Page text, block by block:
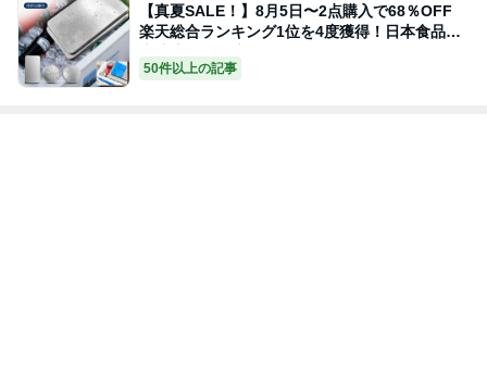
【真夏SALE！】8月5日〜2点購入で68％OFF
楽天総合ランキング1位を4度獲得！日本食品衛
量 Mサイズ450g 長時間保冷 急速冷却 繰り返し
50件以上の記事